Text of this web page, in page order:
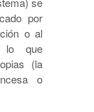
por
o al
lo que
(la
o